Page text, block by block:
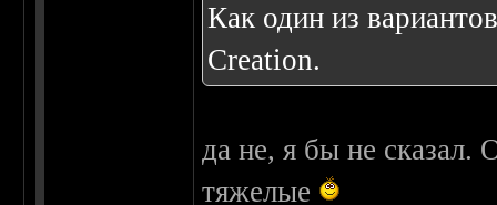
Как один из
Creation.
да не, я бы не сказал.
тяжелые